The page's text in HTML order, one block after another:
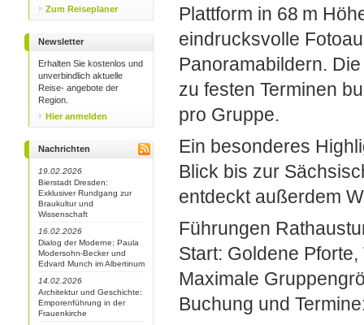
Zum Reiseplaner
Newsletter
Erhalten Sie kostenlos und
unverbindlich aktuelle
Reise- angebote der
Region.
Hier anmelden
Nachrichten
19.02.2026
Bierstadt Dresden:
Exklusiver Rundgang zur
Braukultur und
Wissenschaft
16.02.2026
Dialog der Moderne: Paula
Modersohn-Becker und
Edvard Munch im Albertinum
14.02.2026
Architektur und Geschichte:
Emporenführung in der
Frauenkirche
Plattform in 68 m
eindrucksvolle
Panoramabildern.
zu festen Terminen
pro Gruppe.
Ein besonderes
Blick bis zur
entdeckt außerdem
Führungen
Start: Goldene
Maximale
Buchung und